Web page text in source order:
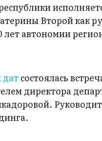
Второй как
автономии
состоялась
директора